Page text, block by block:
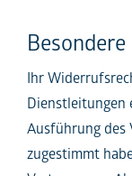
Ihr
Ausführung des
zugestimmt